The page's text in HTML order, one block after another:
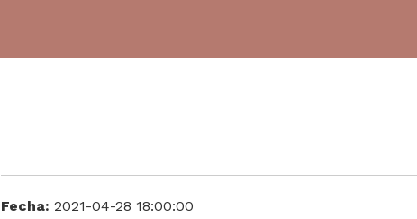
Fecha: 2021-04-28 18:00:00